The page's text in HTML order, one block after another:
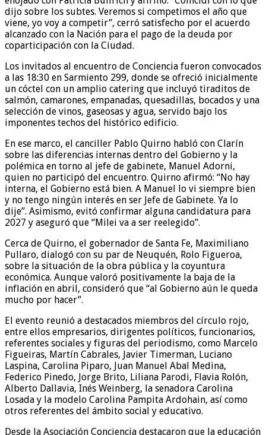
dijo sobre los subtes. Veremos si competimos el año que
viene, yo voy a competir”, cerró satisfecho por el acuerdo
alcanzado con la Nación para el pago de la deuda por
coparticipación con la Ciudad.
Los invitados al encuentro de Conciencia fueron convocados
a las 18:30 en Sarmiento 299, donde se ofreció inicialmente
un cóctel con un amplio catering que incluyó tiraditos de
salmón, camarones, empanadas, quesadillas, bocados y una
selección de vinos, gaseosas y agua, servido bajo los
imponentes techos del histórico edificio.
En ese marco, el canciller Pablo Quirno habló con Clarín
sobre las diferencias internas dentro del Gobierno y la
polémica en torno al jefe de gabinete, Manuel Adorni,
quien no participó del encuentro. Quirno afirmó: “No hay
interna, el Gobierno está bien. A Manuel lo vi siempre bien
y no tengo ningún interés en ser Jefe de Gabinete. Ya lo
dije”. Asimismo, evitó confirmar alguna candidatura para
2027 y aseguró que “Milei va a ser reelegido”.
Cerca de Quirno, el gobernador de Santa Fe, Maximiliano
Pullaro, dialogó con su par de Neuquén, Rolo Figueroa,
sobre la situación de la obra pública y la coyuntura
económica. Aunque valoró positivamente la baja de la
inflación en abril, consideró que “al Gobierno aún le queda
mucho por hacer”.
El evento reunió a destacados miembros del círculo rojo,
entre ellos empresarios, dirigentes políticos, funcionarios,
referentes sociales y figuras del periodismo, como Marcelo
Figueiras, Martín Cabrales, Javier Timerman, Luciano
Laspina, Carolina Piparo, Juan Manuel Abal Medina,
Federico Pinedo, Jorge Brito, Liliana Parodi, Flavia Rolón,
Alberto Dallavia, Inés Weinberg, la senadora Carolina
Losada y la modelo Carolina Pampita Ardohain, así como
otros referentes del ámbito social y educativo.
Desde la Asociación Conciencia destacaron que la educación